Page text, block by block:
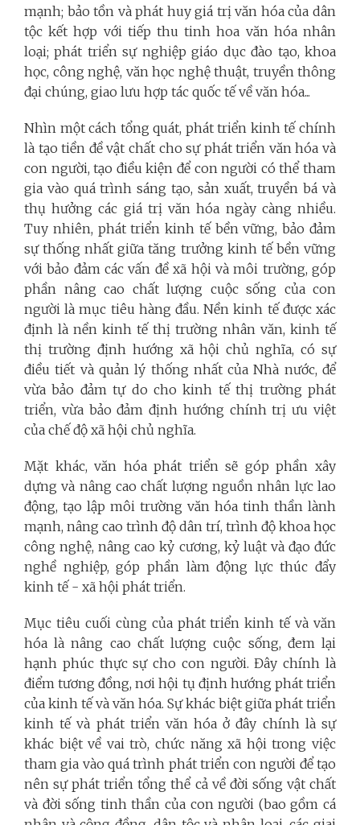
mạnh; bảo tồn và phát huy giá trị văn hóa của dân
tộc kết hợp với tiếp thu tinh hoa văn hóa nhân
loại; phát triển sự nghiệp giáo dục đào tạo, khoa
học, công nghệ, văn học nghệ thuật, truyền thông
đại chúng, giao lưu hợp tác quốc tế về văn hóa...
Nhìn một cách tổng quát, phát triển kinh tế chính
là tạo tiền đề vật chất cho sự phát triển văn hóa và
con người, tạo điều kiện để con người có thể tham
gia vào quá trình sáng tạo, sản xuất, truyền bá và
thụ hưởng các giá trị văn hóa ngày càng nhiều.
Tuy nhiên, phát triển kinh tế bền vững, bảo đảm
sự thống nhất giữa tăng trưởng kinh tế bền vững
với bảo đảm các vấn đề xã hội và môi trường, góp
phần nâng cao chất lượng cuộc sống của con
người là mục tiêu hàng đầu. Nền kinh tế được xác
định là nền kinh tế thị trường nhân văn, kinh tế
thị trường định hướng xã hội chủ nghĩa, có sự
điều tiết và quản lý thống nhất của Nhà nước, để
vừa bảo đảm tự do cho kinh tế thị trường phát
triển, vừa bảo đảm định hướng chính trị ưu việt
của chế độ xã hội chủ nghĩa.
Mặt khác, văn hóa phát triển sẽ góp phần xây
dựng và nâng cao chất lượng nguồn nhân lực lao
động, tạo lập môi trường văn hóa tinh thần lành
mạnh, nâng cao trình độ dân trí, trình độ khoa học
công nghệ, nâng cao kỷ cương, kỷ luật và đạo đức
nghề nghiệp, góp phần làm động lực thúc đẩy
kinh tế - xã hội phát triển.
Mục tiêu cuối cùng của phát triển kinh tế và văn
hóa là nâng cao chất lượng cuộc sống, đem lại
hạnh phúc thực sự cho con người. Đây chính là
điểm tương đồng, nơi hội tụ định hướng phát triển
của kinh tế và văn hóa. Sự khác biệt giữa phát triển
kinh tế và phát triển văn hóa ở đây chính là sự
khác biệt về vai trò, chức năng xã hội trong việc
tham gia vào quá trình phát triển con người để tạo
nên sự phát triển tổng thể cả về đời sống vật chất
và đời sống tinh thần của con người (bao gồm cá